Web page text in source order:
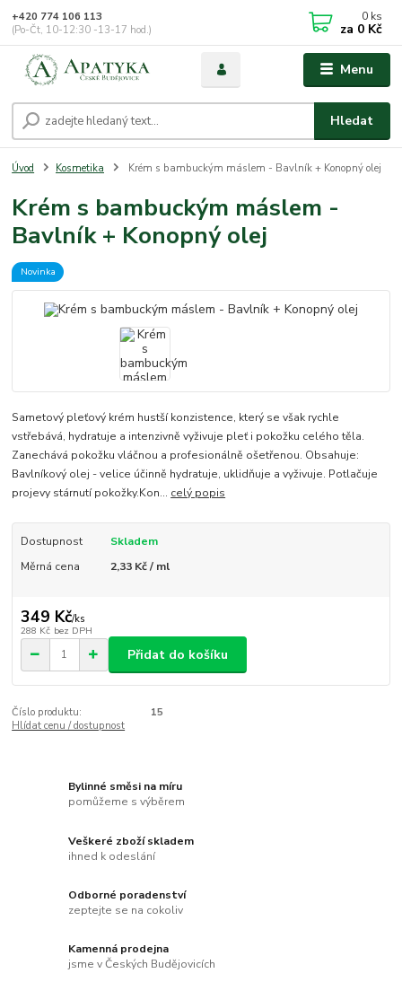
Menu
Hledat
+420 774 106 113
(Po-Čt, 10-12:30 -13-17 hod.)
0 ks
za 0 Kč
Úvod Kosmetika Krém s bambuckým máslem - Bavlník + Konopný olej
Krém s bambuckým máslem -
Bavlník + Konopný olej
Novinka
Sametový pleťový krém hustší konzistence, který se však rychle
vstřebává, hydratuje a intenzivně vyživuje pleť i pokožku celého těla.
Zanechává pokožku vláčnou a profesionálně ošetřenou. Obsahuje:
Bavlníkový olej - velice účinně hydratuje, uklidňuje a vyživuje. Potlačuje
projevy stárnutí pokožky.Kon... celý popis
Dostupnost
Skladem
Měrná cena
2,33 Kč / ml
349 Kč/ks
288 Kč bez DPH
Přidat do košíku
Číslo produktu:
15
Hlídat cenu / dostupnost
Bylinné směsi na míru
pomůžeme s výběrem
Veškeré zboží skladem
ihned k odeslání
Odborné poradenství
zeptejte se na cokoliv
Kamenná prodejna
jsme v Českých Budějovicích